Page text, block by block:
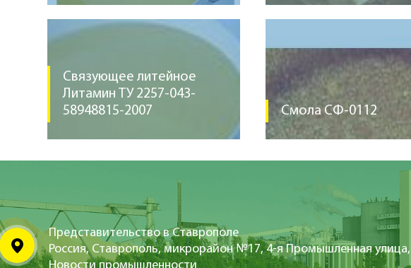
Связующее литейное
Литамин ТУ 2257-043-
58948815-2007
Смола СФ-0112
Представительство в Ставрополе
Россия, Ставрополь, микрорайон №17, 4-я Промышленная